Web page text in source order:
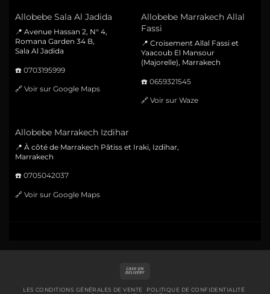
Allobebe Sala Al Jadida
📍 Avenue Hassan 2, N° 4,
Romana Garden 34 B,
Sala Al Jadida
☎️ 0703195999
🔗 Voir sur Google Maps
Allobebe Marrakech Allal
Fassi
📍 Croisement Allal Fassi et
Yaacoub El Mansour
(Majorelle), Marrakech
☎️ 0659321545
🔗 Voir sur Waze
Allobebe Marrakech Izdihar
📍 À côté de Marrakech Pâtiss et Iraki, Izdihar,
Marrakech
☎️ 0705042037
🔗 Voir sur Google Maps
Delivery
LES CONDITIONS GÉNÉRALES DE VENTE
POLITIQUE DE CONFIDENTIALITÉ